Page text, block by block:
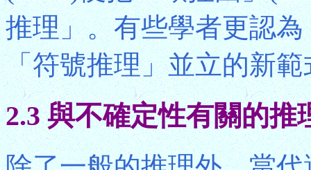
推理」。有些學者更認
「符號推理」並立的新範
2.3 與不確定性有關的推